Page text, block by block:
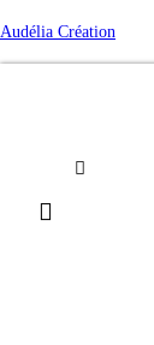
Skip
to
Audélia Création